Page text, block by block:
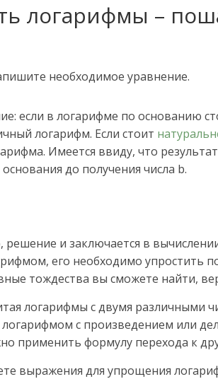
логарифмы –
необходимое уравнение.
если в логарифме по основанию
логарифм. Если стоит
Имеется ввиду, что
до получения числа b.
решение и заключается в
его необходимо упростить
тождества вы сможете найти,
логарифмы с двумя различными
с произведением или
применить формулу перехода к
выражения для упрощения